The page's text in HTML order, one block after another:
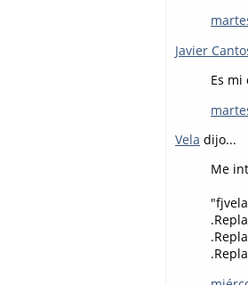
Javier
Es
Vela dijo...
Me